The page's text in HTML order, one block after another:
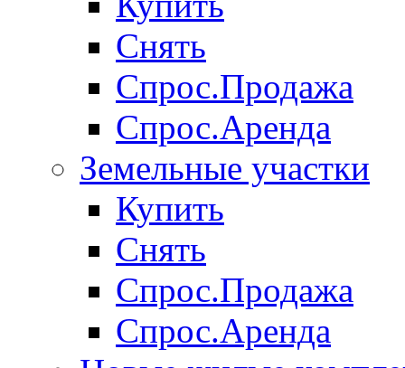
Снять
Спрос.Продажа
Спрос.Аренда
Земельные участки
Купить
Снять
Спрос.Продажа
Спрос.Аренда